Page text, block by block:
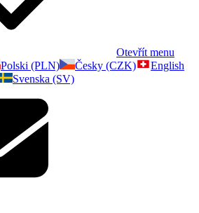
Otevřít menu
Polski (PLN) Česky (CZK)
English
Svenska (SV)